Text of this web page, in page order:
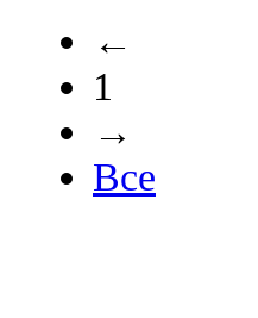
←
1
→
Все